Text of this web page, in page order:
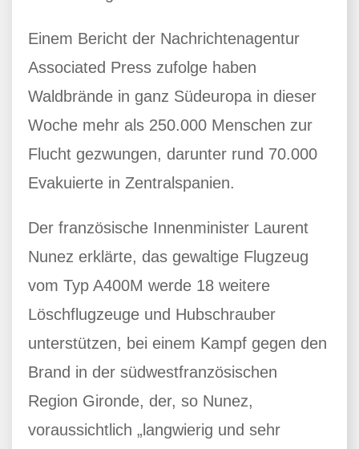
Einem Bericht der Nachrichtenagentur
Associated Press zufolge haben
Waldbrände in ganz Südeuropa in dieser
Woche mehr als 250.000 Menschen zur
Flucht gezwungen, darunter rund 70.000
Evakuierte in Zentralspanien.
Der französische Innenminister Laurent
Nunez erklärte, das gewaltige Flugzeug
vom Typ A400M werde 18 weitere
Löschflugzeuge und Hubschrauber
unterstützen, bei einem Kampf gegen den
Brand in der südwestfranzösischen
Region Gironde, der, so Nunez,
voraussichtlich „langwierig und sehr